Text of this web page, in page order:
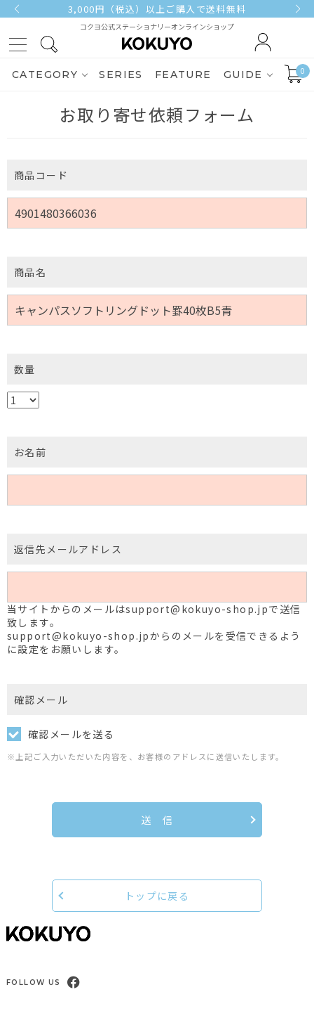
3,000円（税込）以上ご購入で送料無料
コクヨ公式ステーショナリーオンラインショップ
CATEGORY SERIES FEATURE GUIDE 0
お取り寄せ依頼フォーム
商品コード
商品名
数量
お名前
返信先メールアドレス
当サイトからのメールはsupport@kokuyo-shop.jpで送信
致します。
support@kokuyo-shop.jpからのメールを受信できるよう
に設定をお願いします。
確認メール
確認メールを送る
※上記ご入力いただいた内容を、お客様のアドレスに送信いたします。
送 信
トップに戻る
FOLLOW US